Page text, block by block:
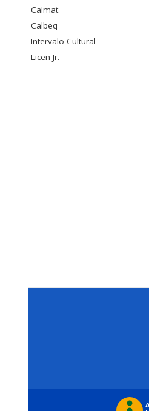
Calmat
Calbeq
Intervalo Cultural
Licen Jr.